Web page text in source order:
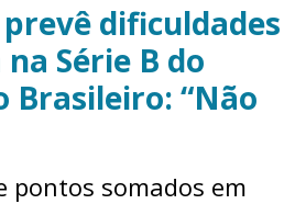
prevê dificuldades
Série B do
Brasileiro: “Não
pontos somados em